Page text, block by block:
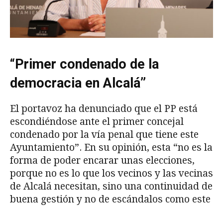
“Primer condenado de la
democracia en Alcalá”
El portavoz ha denunciado que el PP está
escondiéndose ante el primer concejal
condenado por la vía penal que tiene este
Ayuntamiento”. En su opinión, esta “no es la
forma de poder encarar unas elecciones,
porque no es lo que los vecinos y las vecinas
de Alcalá necesitan, sino una continuidad de
buena gestión y no de escándalos como este